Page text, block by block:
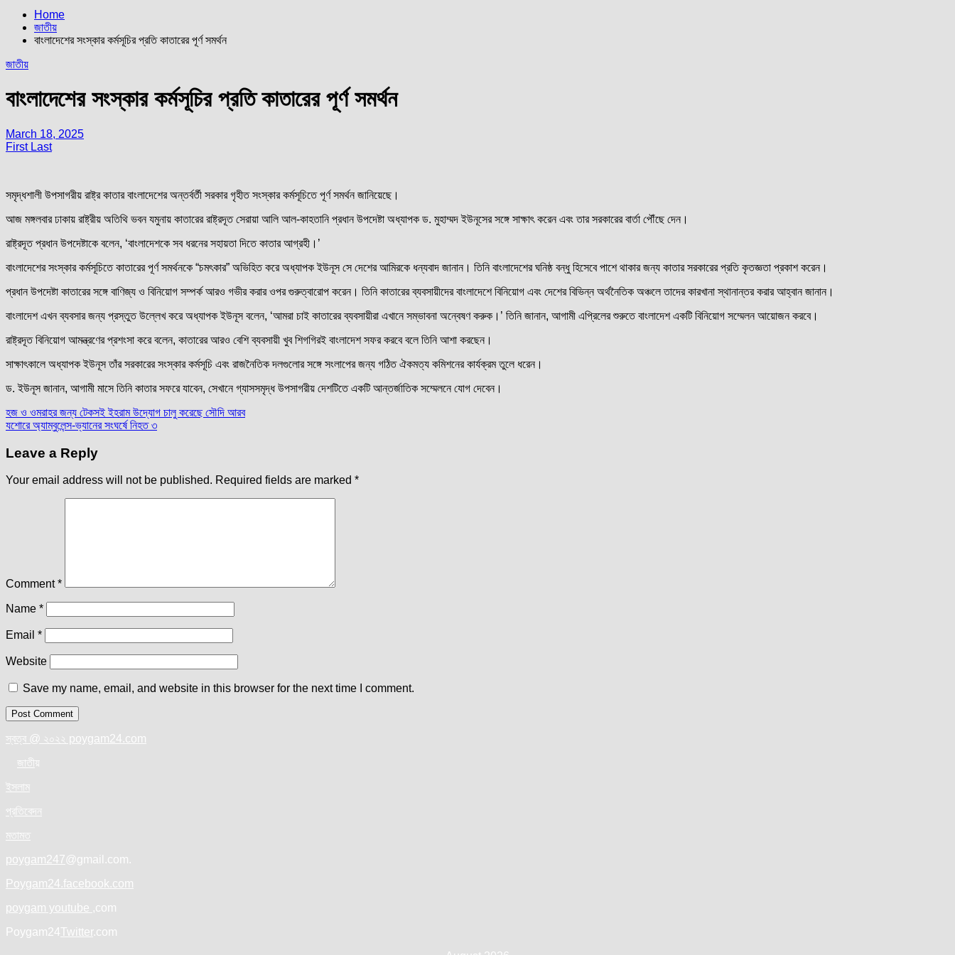
Home
জাতীয়
বাংলাদেশের সংস্কার কর্মসূচির প্রতি কাতারের পূর্ণ সমর্থন
জাতীয়
বাংলাদেশের সংস্কার কর্মসূচির প্রতি কাতারের পূর্ণ সমর্থন
March 18, 2025
First Last
সমৃদ্ধশালী উপসাগরীয় রাষ্ট্র কাতার বাংলাদেশের অন্তর্বর্তী সরকার গৃহীত সংস্কার কর্মসূচিতে পূর্ণ সমর্থন জানিয়েছে।
আজ মঙ্গলবার ঢাকায় রাষ্ট্রীয় অতিথি ভবন যমুনায় কাতারের রাষ্ট্রদূত সেরায়া আলি আল-কাহতানি প্রধান উপদেষ্টা অধ্যাপক ড. মুহাম্মদ ইউনূসের সঙ্গে সাক্ষাৎ করেন এবং তার সরকারের বার্তা পৌঁছে দেন।
রাষ্ট্রদূত প্রধান উপদেষ্টাকে বলেন, ‘বাংলাদেশকে সব ধরনের সহায়তা দিতে কাতার আগ্রহী।’
বাংলাদেশের সংস্কার কর্মসূচিতে কাতারের পূর্ণ সমর্থনকে “চমৎকার” অভিহিত করে অধ্যাপক ইউনূস সে দেশের আমিরকে ধন্যবাদ জানান। তিনি বাংলাদেশের ঘনিষ্ঠ বন্ধু হিসেবে পাশে থাকার জন্য কাতার সরকারের প্রতি কৃতজ্ঞতা প্রকাশ করেন।
প্রধান উপদেষ্টা কাতারের সঙ্গে বাণিজ্য ও বিনিয়োগ সম্পর্ক আরও গভীর করার ওপর গুরুত্বারোপ করেন। তিনি কাতারের ব্যবসায়ীদের বাংলাদেশে বিনিয়োগ এবং দেশের বিভিন্ন অর্থনৈতিক অঞ্চলে তাদের কারখানা স্থানান্তর করার আহ্বান জানান।
বাংলাদেশ এখন ব্যবসার জন্য প্রস্তুত উল্লেখ করে অধ্যাপক ইউনূস বলেন, ‘আমরা চাই কাতারের ব্যবসায়ীরা এখানে সম্ভাবনা অন্বেষণ করুক।’ তিনি জানান, আগামী এপ্রিলের শুরুতে বাংলাদেশ একটি বিনিয়োগ সম্মেলন আয়োজন করবে।
রাষ্ট্রদূত বিনিয়োগ আমন্ত্রণের প্রশংসা করে বলেন, কাতারের আরও বেশি ব্যবসায়ী খুব শিগগিরই বাংলাদেশ সফর করবে বলে তিনি আশা করছেন।
সাক্ষাৎকালে অধ্যাপক ইউনূস তাঁর সরকারের সংস্কার কর্মসূচি এবং রাজনৈতিক দলগুলোর সঙ্গে সংলাপের জন্য গঠিত ঐকমত্য কমিশনের কার্যক্রম তুলে ধরেন।
ড. ইউনূস জানান, আগামী মাসে তিনি কাতার সফরে যাবেন, সেখানে গ্যাসসমৃদ্ধ উপসাগরীয় দেশটিতে একটি আন্তর্জাতিক সম্মেলনে যোগ দেবেন।
Post
navigation
হজ ও ওমরাহর জন্য টেকসই ইহরাম উদ্যোগ চালু করেছে সৌদি আরব
যশোরে অ্যাম্বুলেন্স-ভ্যানের সংঘর্ষে নিহত ৩
Leave a Reply
Your email address will not be published. Required fields are marked *
Comment*
Name *
Email *
Website
Save my name, email, and website in this browser for the next time I comment.
স্বত্ব @ ২০২২ poygam24.com
জাতীয়
ইসলাম
প্রতিবেদন
মতামত
poygam247@gmail.com.
Poygam24.facebook.com
poygam youtube ,com
Poygam24Twitter.com